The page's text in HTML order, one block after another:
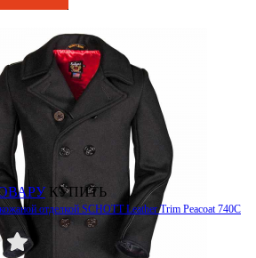
КУПИТЬ
отделкой SCHOTT Leather Trim Peacoat 740C